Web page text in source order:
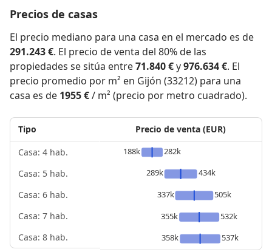
Precios de casas
El precio mediano para una casa en el mercado es de
291.243 €. El precio de venta del 80% de las
propiedades se sitúa entre71.840 €y976.634 €. El
precio promedio por m² en Gijón (33212) para una
casa es de 1955 €/ m² (precio por metro cuadrado).
Tipo
Casa: 4 hab.
Casa: 5 hab.
Casa: 6 hab.
Casa: 7 hab.
Casa: 8 hab.
Precio de venta (EUR)
188k
282k
289k
434k
337k
505k
355k
532k
358k
537k